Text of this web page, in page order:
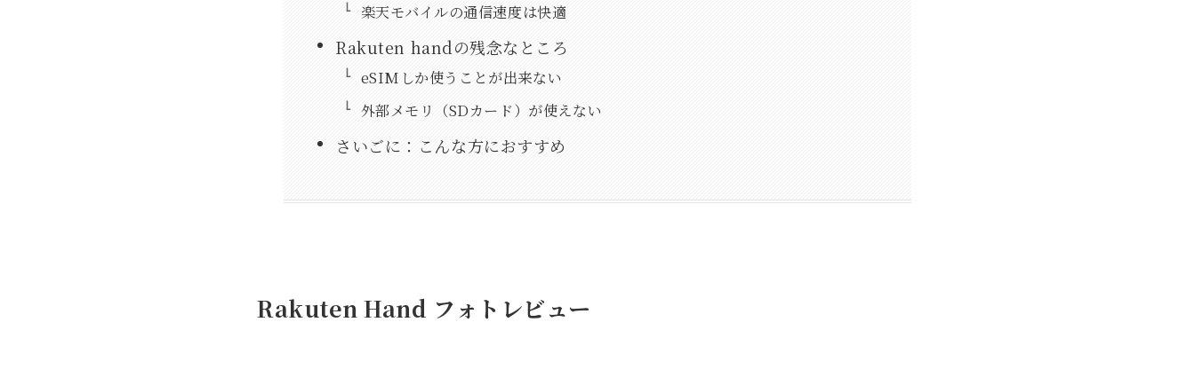
楽天モバイルの通信速度は快適
Rakuten handの残念なところ
eSIMしか使うことが出来ない
外部メモリ（SDカード）が使えない
さいごに：こんな方におすすめ
Rakuten Hand フォトレビュー